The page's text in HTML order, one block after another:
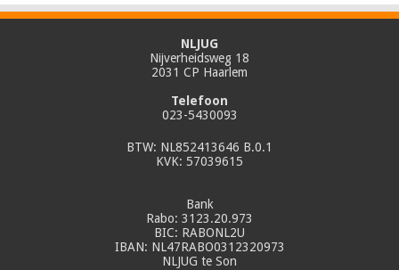
NLJUG
Nijverheidsweg 18
2031 CP Haarlem
Telefoon
023-5430093
BTW: NL852413646 B.0.1
KVK: 57039615
Bank
Rabo: 3123.20.973
BIC: RABONL2U
IBAN: NL47RABO0312320973
NLJUG te Son